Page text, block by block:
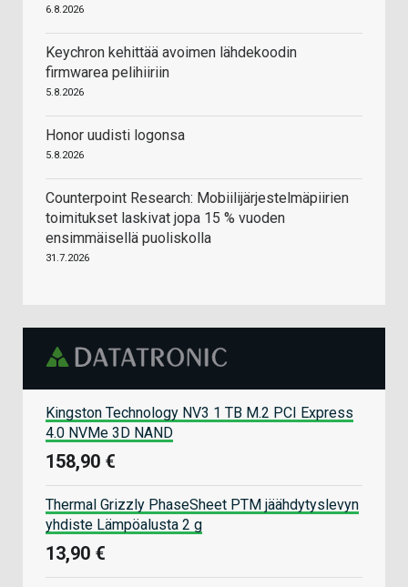
6.8.2026
Keychron kehittää avoimen lähdekoodin
firmwarea pelihiiriin
5.8.2026
Honor uudisti logonsa
5.8.2026
Counterpoint Research: Mobiilijärjestelmäpiirien
toimitukset laskivat jopa 15 % vuoden
ensimmäisellä puoliskolla
31.7.2026
Kingston Technology NV3 1 TB M.2 PCI Express
4.0 NVMe 3D NAND
158,90 €
Thermal Grizzly PhaseSheet PTM jäähdytyslevyn
yhdiste Lämpöalusta 2 g
13,90 €